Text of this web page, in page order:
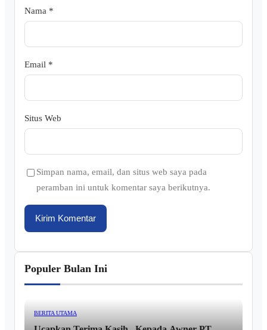
Nama *
Email *
Situs Web
Simpan nama, email, dan situs web saya pada
peramban ini untuk komentar saya berikutnya.
Populer Bulan Ini
BERITA UTAMA